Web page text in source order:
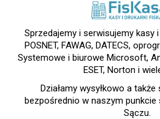
Sprzedajemy i serwisujemy kasy
POSNET, FAWAG, DATECS,
Systemowe i biurowe Microsoft,
ESET, Norton i
Działamy wysyłkowo a
bezpośrednio w naszym
Sączu.